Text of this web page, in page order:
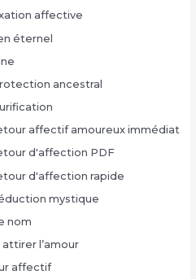
affective
éternel
ancestral
affectif amoureux immédiat
d'affection PDF
d'affection rapide
mystique
nom
l’amour
affectif